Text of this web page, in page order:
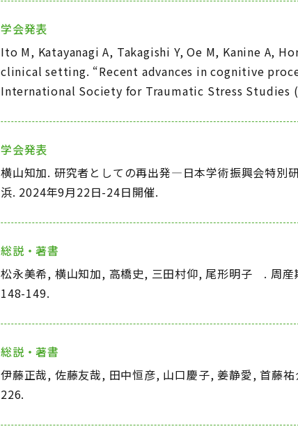
学会発表
Ito M, Katayanagi A, Takagishi Y, Oe M, Kanine A,
clinical setting. “Recent advances in cognitive
International Society for Traumatic Stress Studies
学会発表
横山知加. 研究者としての再出発―日本学術振興会特別
浜. 2024年9月22日-24日開催.
総説・著書
松永美希, 横山知加, 高橋史, 三田村仰, 尾形明子 . 周
148-149.
総説・著書
伊藤正哉, 佐藤友哉, 田中恒彦, 山口慶子, 姜静愛, 首藤
226.